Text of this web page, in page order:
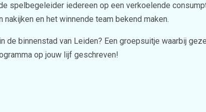
spelbegeleider iedereen op een verkoelende
en het winnende team bekend maken.
de binnenstad van Leiden? Een groepsuitje waarbij
op jouw lijf geschreven!